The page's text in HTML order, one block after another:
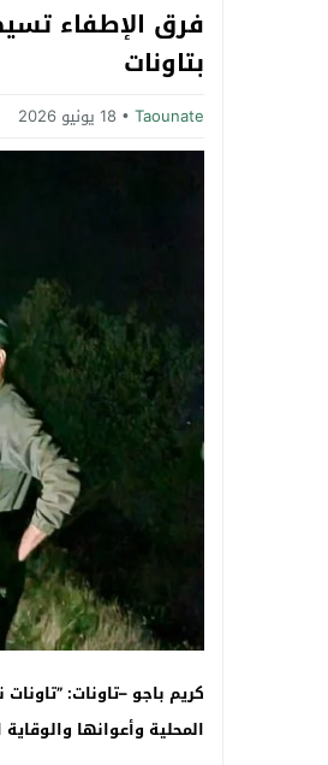
Next
فرق الإطفاء
بتاونات
Taounate 18 يونيو 2026
المحلية وأعوانها